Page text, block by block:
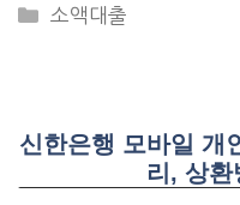
CATEGORIES
소액대출
신한은행 모바일 개
리, 상